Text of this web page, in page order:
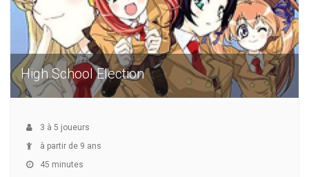
High School Election
3 à 5 joueurs
à partir de 9 ans
45 minutes